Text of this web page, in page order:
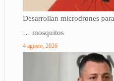
Desarrollan microdrones
… mosquitos
4 agosto, 2026